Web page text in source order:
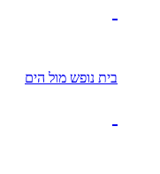
בית נופש מול הים